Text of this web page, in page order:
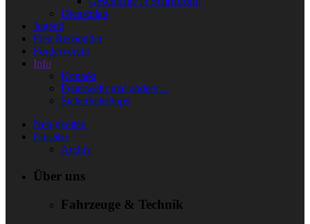
Dienstplan
Jugend
First Responder
Förderverein
Info
Kontakt
Feuerwehr mal anders…
Sicherheitstipps
Neuigkeiten
Einsätze
Archiv
Über uns
Fahrzeuge & Technik